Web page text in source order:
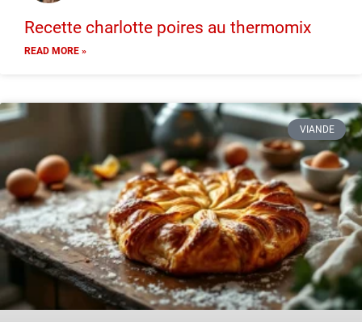
Recette charlotte poires au thermomix
READ MORE »
VIANDE